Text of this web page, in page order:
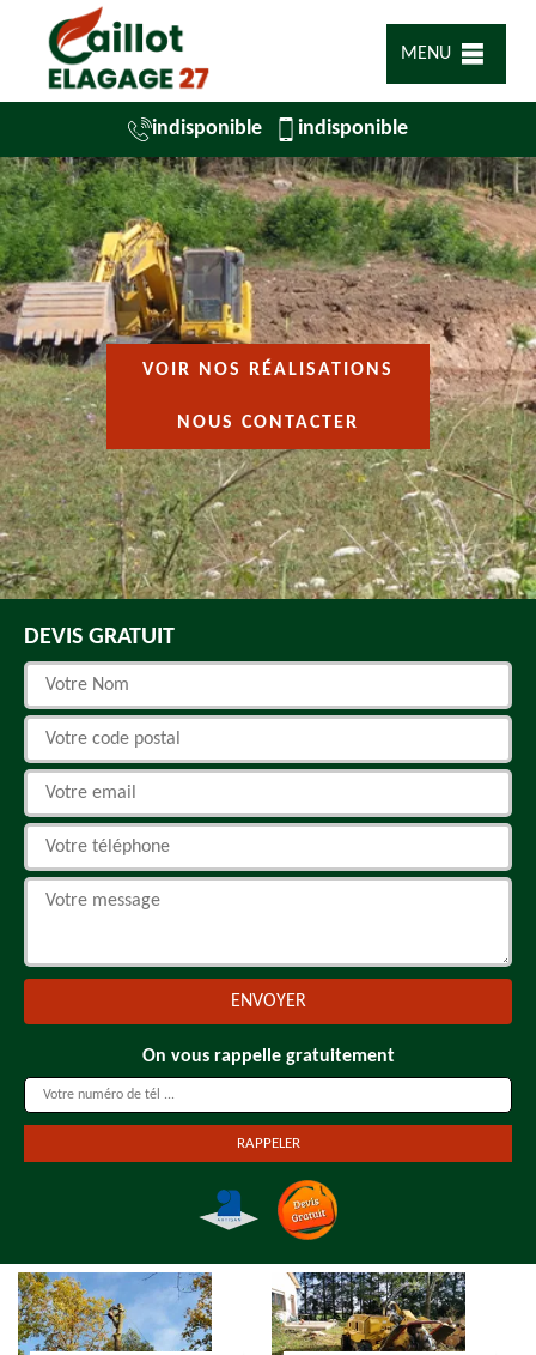
MENU
indisponible indisponible
VOIR NOS RÉALISATIONS
NOUS CONTACTER
DEVIS GRATUIT
On vous rappelle gratuitement